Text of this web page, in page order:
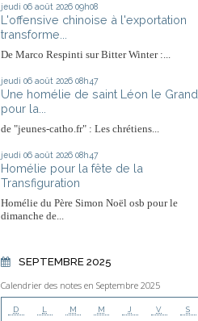
jeudi 06 août 2026 09h08
L'offensive chinoise à l'exportation
transforme...
De Marco Respinti sur Bitter Winter :...
jeudi 06 août 2026 08h47
Une homélie de saint Léon le Grand
pour la...
de "jeunes-catho.fr" : Les chrétiens...
jeudi 06 août 2026 08h47
Homélie pour la fête de la
Transfiguration
Homélie du Père Simon Noël osb pour le
dimanche de...
SEPTEMBRE 2025
Calendrier des notes en Septembre 2025
D L M M J V S